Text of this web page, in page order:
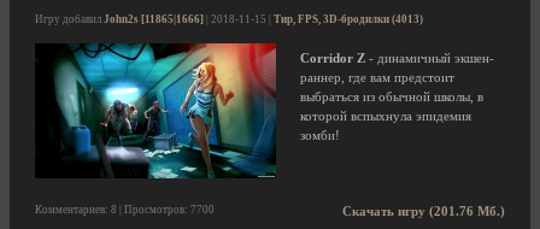
Игру добавил John2s [11865|1666] | 2018-11-15 | Тир, FPS, 3D-бродилки (4013)
Corridor Z - динамичный экшен-
раннер, где вам предстоит
выбраться из обычной школы, в
которой вспыхнула эпидемия
зомби!
Скачать игру (201.76 Мб.)
Комментариев: 8 | Просмотров: 7700